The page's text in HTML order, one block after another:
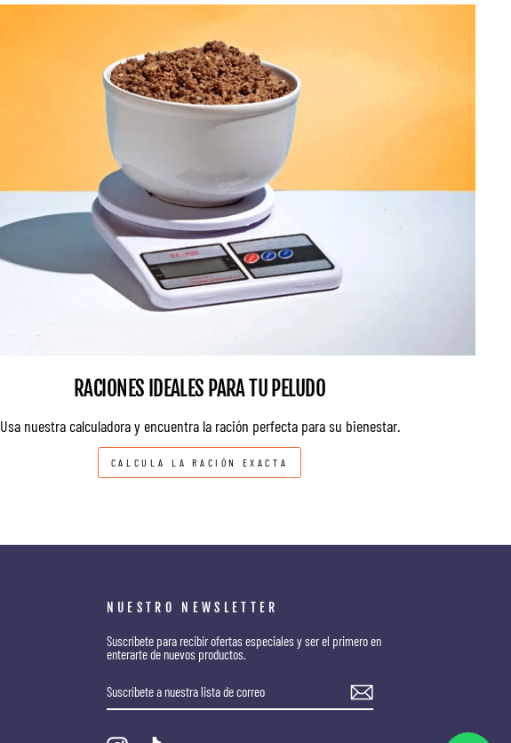
RACIONES IDEALES PARA TU PELUDO
Usa nuestra calculadora y encuentra la ración perfecta para su bienestar.
CALCULA LA RACIÓN EXACTA
NUESTRO NEWSLETTER
Suscríbete para recibir ofertas especiales y ser el primero en
enterarte de nuevos productos.
A
NUESTRA
LISTA